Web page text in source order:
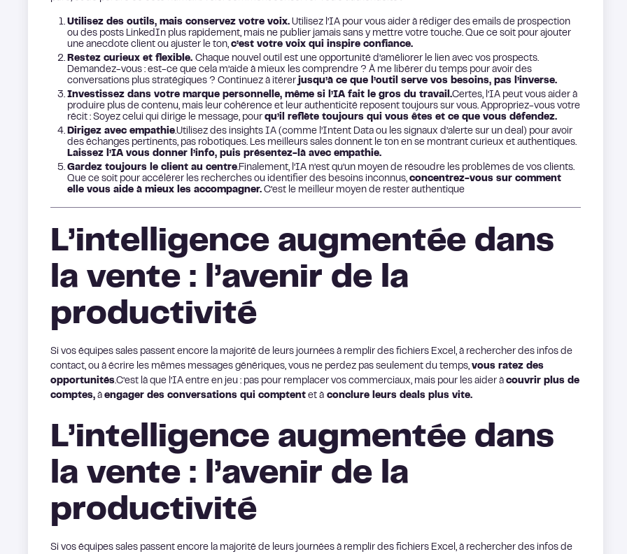
Utilisez des outils, mais conservez votre voix. Utilisez l’IA pour vous aider à rédiger des emails de prospection
ou des posts LinkedIn plus rapidement, mais ne publier jamais sans y mettre votre touche. Que ce soit pour ajouter
une anecdote client ou ajuster le ton, c’est votre voix qui inspire confiance.
Restez curieux et flexible. Chaque nouvel outil est une opportunité d’améliorer le lien avec vos prospects.
Demandez-vous : est-ce que cela m’aide à mieux les comprendre ? À me libérer du temps pour avoir des
conversations plus stratégiques ? Continuez à itérer jusqu’à ce que l’outil serve vos besoins, pas l’inverse.
Investissez dans votre marque personnelle, même si l’IA fait le gros du travail.Certes, l’IA peut vous aider à
produire plus de contenu, mais leur cohérence et leur authenticité reposent toujours sur vous. Appropriez-vous votre
récit : Soyez celui qui dirige le message, pour qu’il reflète toujours qui vous êtes et ce que vous défendez.
Dirigez avec empathie.Utilisez des insights IA (comme l’Intent Data ou les signaux d’alerte sur un deal) pour avoir
des échanges pertinents, pas robotiques. Les meilleurs sales donnent le ton en se montrant curieux et authentiques.
Laissez l’IA vous donner l’info, puis présentez-là avec empathie.
Gardez toujours le client au centre.Finalement, l’IA n’est qu’un moyen de résoudre les problèmes de vos clients.
Que ce soit pour accélérer les recherches ou identifier des besoins inconnus, concentrez-vous sur comment
elle vous aide à mieux les accompagner. C’est le meilleur moyen de rester authentique
L’intelligence augmentée dans
la vente : l’avenir de la
productivité
Si vos équipes sales passent encore la majorité de leurs journées à remplir des fichiers Excel, à rechercher des infos de
contact, ou à écrire les mêmes messages génériques, vous ne perdez pas seulement du temps, vous ratez des
opportunités.C’est là que l’IA entre en jeu : pas pour remplacer vos commerciaux, mais pour les aider à couvrir plus de
comptes, à engager des conversations qui comptent et à conclure leurs deals plus vite.
L’intelligence augmentée dans
la vente : l’avenir de la
productivité
Si vos équipes sales passent encore la majorité de leurs journées à remplir des fichiers Excel, à rechercher des infos de